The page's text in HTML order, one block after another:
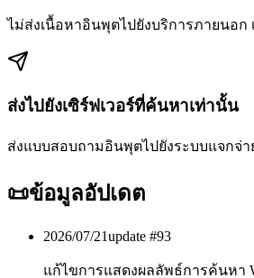
ไม่ส่งเนื้อหาอินพุตไปยังบริการภายนอ
ส่งไปยังเซิร์ฟเวอร์ที่ค้นหาเท่านั้น
ส่งแบบสอบถามอินพุตไปยังระบบแจกจ่า
📜ข้อมูลอัปเดต
2026/07/21update #93
แก้ไขการแสดงผลลัพธ์การค้นหา